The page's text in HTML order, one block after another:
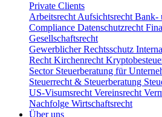
Private Clients
Arbeitsrecht Aufsichtsrecht Bank-
Compliance Datenschutzrecht
Gesellschaftsrecht
Gewerblicher Rechtsschutz
Recht Kirchenrecht
Sector Steuerberatung für
Steuerrecht & Steuerberatung
US-Visumsrecht Vereinsrecht
Nachfolge Wirtschaftsrecht
Über uns